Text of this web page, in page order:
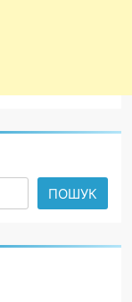
ПОШУК